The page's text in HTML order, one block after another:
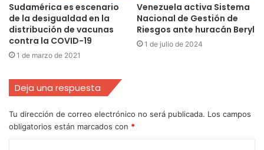
Sudamérica es escenario
de la desigualdad en la
distribución de vacunas
contra la COVID-19
1 de marzo de 2021
Venezuela activa Sistema
Nacional de Gestión de
Riesgos ante huracán Beryl
1 de julio de 2024
Deja una respuesta
Tu dirección de correo electrónico no será publicada. Los campos
obligatorios están marcados con *